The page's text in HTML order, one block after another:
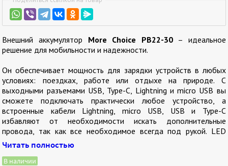
Внешний аккумулятор More Choice PB22-30– идеальное
решение для мобильности и надежности.
Он обеспечивает мощность для зарядки устройств в любых
условиях: поездках, работе или отдыхе на природе. С
выходными разъемами USB, Type-C, Lightning и micro USB вы
сможете подключать практически любое устройство, а
встроенные кабели Lightning, micro USB, USB и Type-C
избавляют от необходимости искать дополнительные
провода, так как все необходимое всегда под рукой. LED
дисплей на корпусе позволяет отслеживать уровень заряда,
что важно в пути. Для удобства имеется встроенный фонарик.
Читать полностью
В наличии